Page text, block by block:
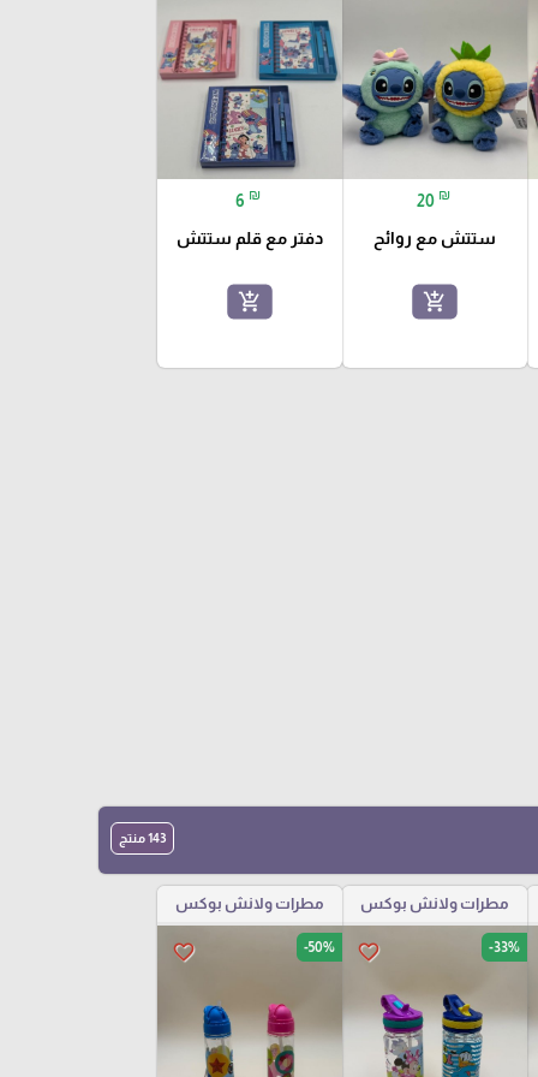
20 ₪
ستتش مع روائح
add_shopping_cart
6 ₪
دفتر مع قلم ستتش
add_shopping_cart
143 منتج
مطرات ولانش بوكس
favorite_border -33%
مطرات ولانش بوكس
favorite_border -50%